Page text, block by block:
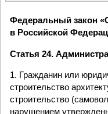
Федеральный закон
в Российской
Статья 24.
1. Гражданин или
строительство
строительство
нарушением